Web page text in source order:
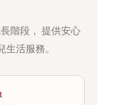
階段， 提供安心
活服務。